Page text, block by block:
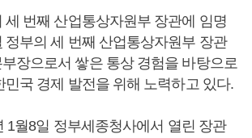
세 번째 산업통상자원부 장관에 임명
정부의 세 번째 산업통상자원부 장관
장으로서 쌓은 통상 경험을 바탕으로
민국 경제 발전을 위해 노력하고 있다.
1월8일 정부세종청사에서 열린 장관